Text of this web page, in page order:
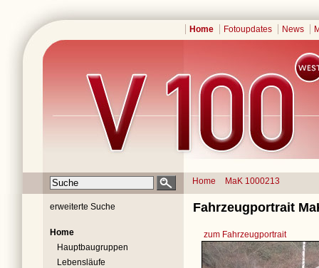
Home Fotoupdates News
Home MaK 1000213
erweiterte Suche
Home
Hauptbaugruppen
Lebensläufe
Fahrzeugportrait
zum Fahrzeugportrait